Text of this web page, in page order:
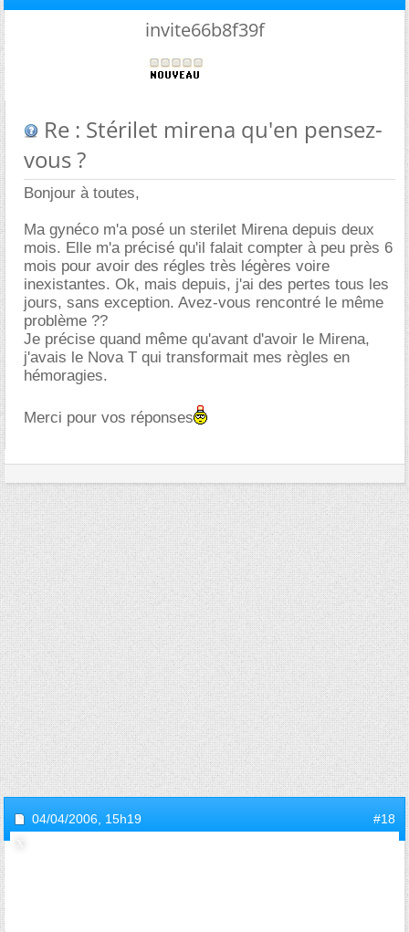
invite66b8f39f
Re : Stérilet mirena qu'en pensez-
vous ?
Bonjour à toutes,
Ma gynéco m'a posé un sterilet Mirena depuis deux
mois. Elle m'a précisé qu'il falait compter à peu près 6
mois pour avoir des régles très légères voire
inexistantes. Ok, mais depuis, j'ai des pertes tous les
jours, sans exception. Avez-vous rencontré le même
problème ??
Je précise quand même qu'avant d'avoir le Mirena,
j'avais le Nova T qui transformait mes règles en
hémoragies.
Merci pour vos réponses
04/04/2006, 15h19 #18